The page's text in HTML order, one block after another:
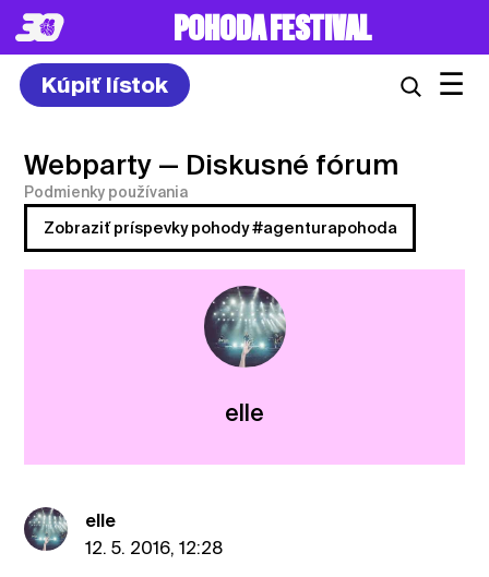
POHODA FESTIVAL
Kúpiť lístok ☰
Webparty — Diskusné fórum
Podmienky používania
Zobraziť príspevky pohody #agenturapohoda
elle
elle
12. 5. 2016, 12:28